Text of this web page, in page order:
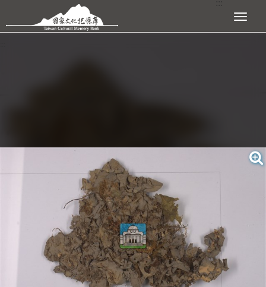
跳到主要內容區塊 展開選單